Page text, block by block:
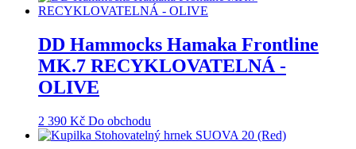
DD Hammocks Hamaka Frontline
MK.7 RECYKLOVATELNÁ -
OLIVE
2 390 Kč Do obchodu